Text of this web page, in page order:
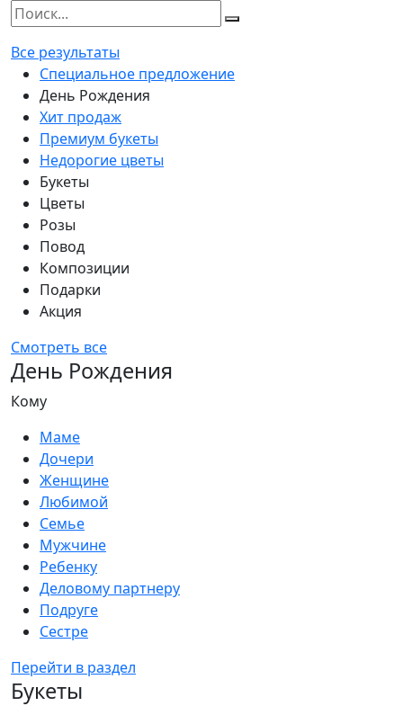
Все результаты
Специальное предложение
День Рождения
Хит продаж
Премиум букеты
Недорогие цветы
Букеты
Цветы
Розы
Повод
Композиции
Подарки
Акция
Смотреть все
День Рождения
Кому
Маме
Дочери
Женщине
Любимой
Семье
Мужчине
Ребенку
Деловому партнеру
Подруге
Сестре
Перейти в раздел
Букеты